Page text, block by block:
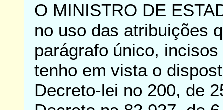
O MINISTRO DE
no uso das atribuições
parágrafo único,
tenho em vista o
Decreto-lei no 200, de